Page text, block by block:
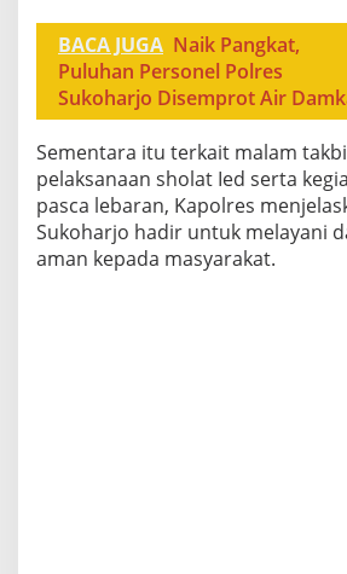
BACA JUGA Naik Pangkat,
Puluhan Personel Polres
Sukoharjo Disemprot Air
Sementara itu terkait malam
pelaksanaan sholat Ied serta
pasca lebaran, Kapolres
Sukoharjo hadir untuk melayani
aman kepada masyarakat.